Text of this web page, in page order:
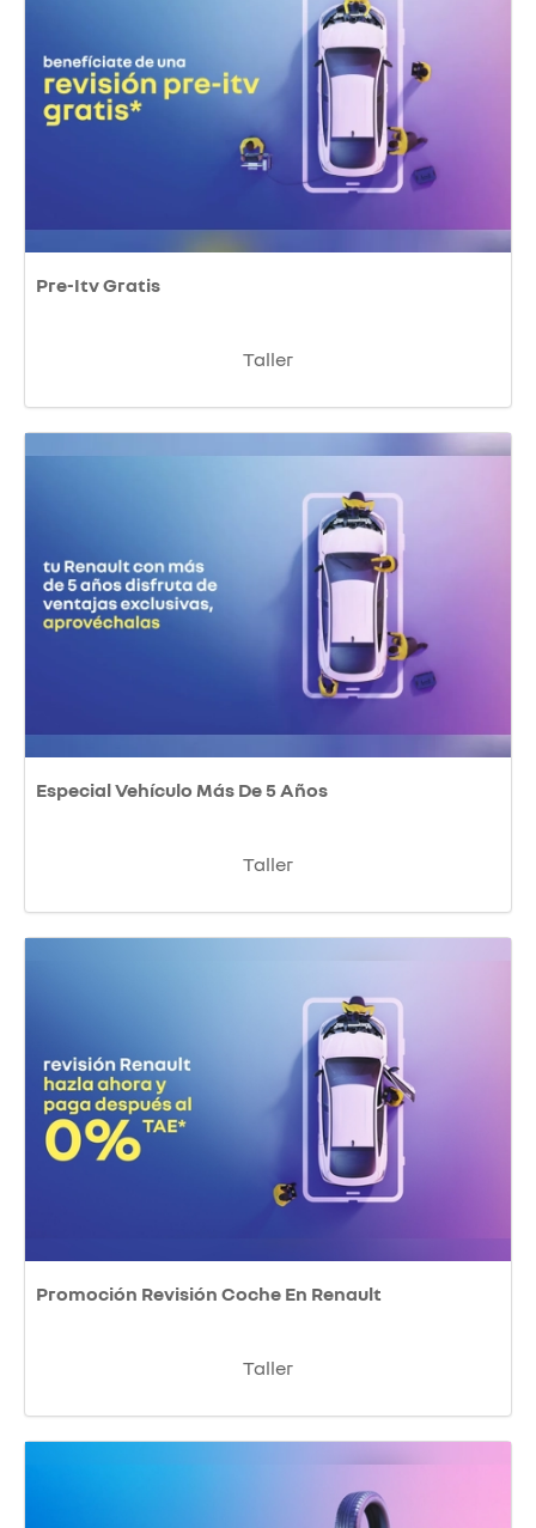
Pre-Itv Gratis
Taller
Especial Vehículo Más De 5 Años
Taller
Promoción Revisión Coche En Renault
Taller